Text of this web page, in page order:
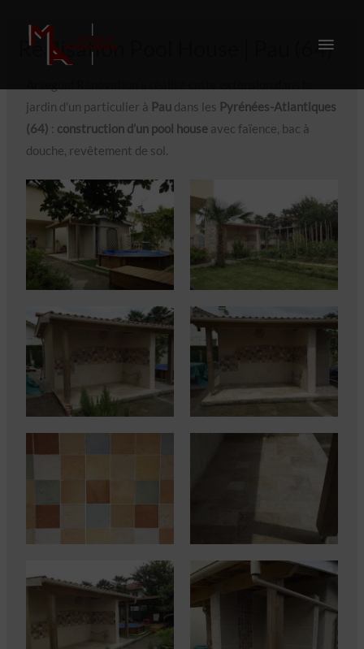
Réalisation Pool House | Pau (64)
jardin d’un particulier à Pau dans les Pyrénées-Atlantiques
(64) : construction d’un pool house avec faïence, bac à
douche, revêtement de sol.